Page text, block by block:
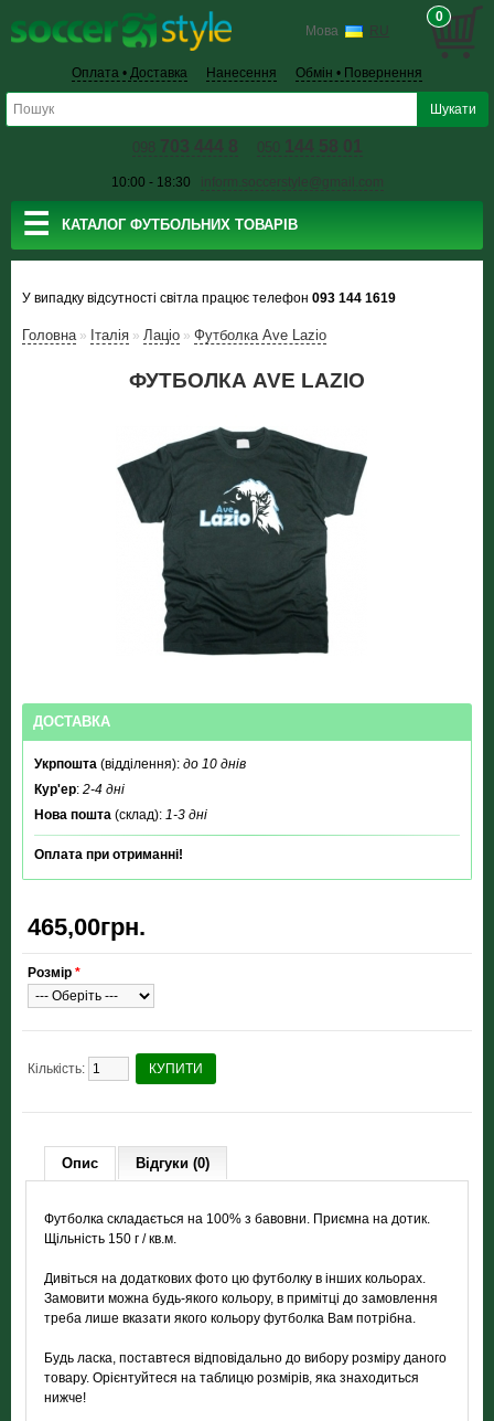
Мова RU
0
Оплата • Доставка Нанесення Обмін • Повернення
098 703 444 8 050 144 58 01
10:00 - 18:30 inform.soccerstyle@gmail.com
☰ КАТАЛОГ ФУТБОЛЬНИХ ТОВАРІВ
У випадку відсутності світла працює телефон 093 144 1619
Головна » Італія » Лаціо » Футболка Ave Lazio
ФУТБОЛКА AVE LAZIO
ДОСТАВКА
Укрпошта (відділення): до 10 днів
Кур'ер: 2-4 дні
Нова пошта (склад): 1-3 дні
Оплата при отриманні!
465,00грн.
Розмір *
Кількість: КУПИТИ
Опис Відгуки (0)
Футболка складається на 100% з бавовни. Приємна на дотик.
Щільність 150 г / кв.м.
Дивіться на додаткових фото цю футболку в інших кольорах.
Замовити можна будь-якого кольору, в примітці до замовлення
треба лише вказати якого кольору футболка Вам потрібна.
Будь ласка, поставтеся відповідально до вибору розміру даного
товару. Орієнтуйтеся на таблицю розмірів, яка знаходиться
нижче!